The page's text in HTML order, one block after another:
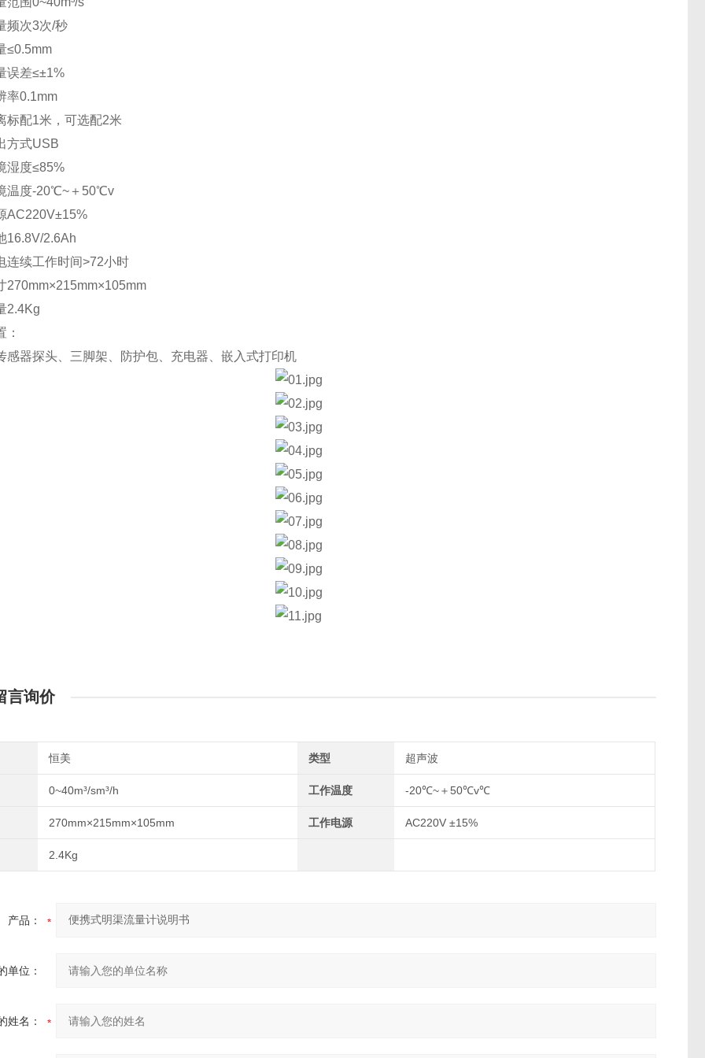
频次3次/秒
≤0.5mm
误差≤±1%
率0.1mm
标配1米，可选配2米
方式USB
湿度≤85%
温度-20℃~＋50℃v
AC220V±15%
16.8V/2.6Ah
连续工作时间>72小时
270mm×215mm×105mm
2.4Kg
：
感器探头、三脚架、防护包、充电器、嵌入式打印机
言询价
恒美 类型 超声波
0~40m³/sm³/h 工作温度 -20℃~＋50℃v℃
270mm×215mm×105mm 工作电源 AC220V ±15%
2.4Kg
产品：
单位：
姓名：